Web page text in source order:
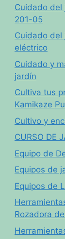
Cuidado del
201-05
Cuidado del
eléctrico
Cuidado y
jardín
Cultiva tus
Kamikaze
Cultivo y
CURSO DE
Equipo de
Equipos de
Equipos de
Rozadora